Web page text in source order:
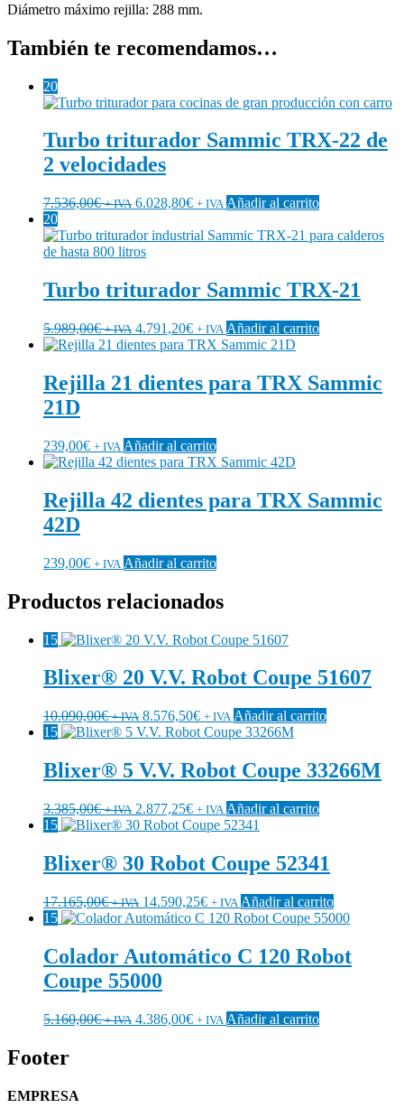
Diámetro máximo rejilla: 288 mm.
También te recomendamos…
20
Turbo triturador Sammic TRX-22 de
2 velocidades
7.536,00€ + IVA 6.028,80€ + IVA Añadir al carrito
20
Turbo triturador Sammic TRX-21
5.989,00€ + IVA 4.791,20€ + IVA Añadir al carrito
Rejilla 21 dientes para TRX Sammic
21D
239,00€ + IVA Añadir al carrito
Rejilla 42 dientes para TRX Sammic
42D
239,00€ + IVA Añadir al carrito
Productos relacionados
15
Blixer® 20 V.V. Robot Coupe 51607
10.090,00€ + IVA 8.576,50€ + IVA Añadir al carrito
15
Blixer® 5 V.V. Robot Coupe 33266M
3.385,00€ + IVA 2.877,25€ + IVA Añadir al carrito
15
Blixer® 30 Robot Coupe 52341
17.165,00€ + IVA 14.590,25€ + IVA Añadir al carrito
15
Colador Automático C 120 Robot
Coupe 55000
5.160,00€ + IVA 4.386,00€ + IVA Añadir al carrito
Footer
EMPRESA